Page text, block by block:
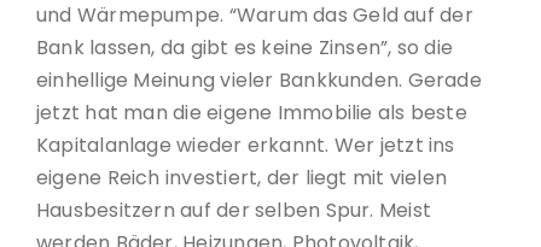
und Wärmepumpe. “Warum das Geld auf der
Bank lassen, da gibt es keine Zinsen”, so die
einhellige Meinung vieler Bankkunden. Gerade
jetzt hat man die eigene Immobilie als beste
Kapitalanlage wieder erkannt. Wer jetzt ins
eigene Reich investiert, der liegt mit vielen
Hausbesitzern auf der selben Spur. Meist